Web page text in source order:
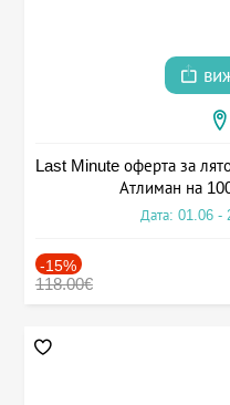
Last Minute оферта за
Атлиман на
Дата: 01.06 -
-15%
118.00€